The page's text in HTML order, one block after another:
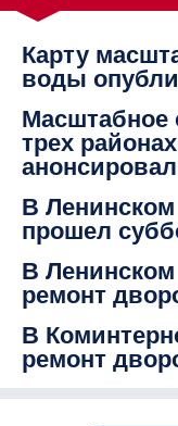
Карту
воды
Масштабное
трех
В
прошел
В
ремонт
В
ремонт